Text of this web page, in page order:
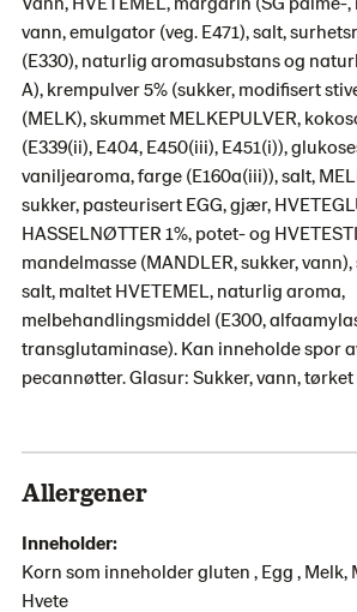
vann, emulgator (veg. E471), salt,
(E330), naturlig aromasubstans og
A), krempulver 5% (sukker, modifisert
(MELK), skummet MELKEPULVER,
(E339(ii), E404, E450(iii), E451(i)),
vaniljearoma, farge (E160a(iii)), salt,
sukker, pasteurisert EGG, gjær,
HASSELNØTTER 1%, potet- og
mandelmasse (MANDLER, sukker,
salt, maltet HVETEMEL, naturlig aroma,
melbehandlingsmiddel (E300,
transglutaminase). Kan inneholde spor
pecannøtter. Glasur: Sukker, vann,
Allergener
Inneholder:
Korn som inneholder gluten , Egg , Melk,
Hvete